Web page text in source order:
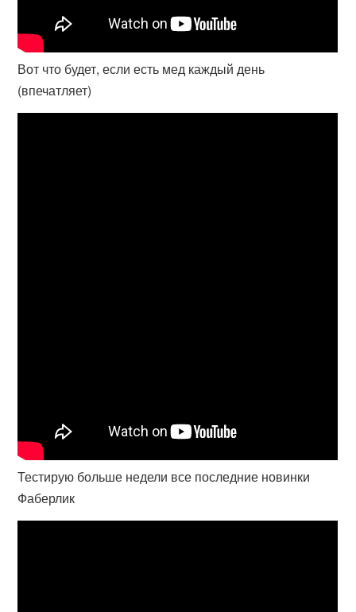
Вот что будет, если есть мед каждый день
(впечатляет)
Тестирую больше недели все последние новинки
Фаберлик